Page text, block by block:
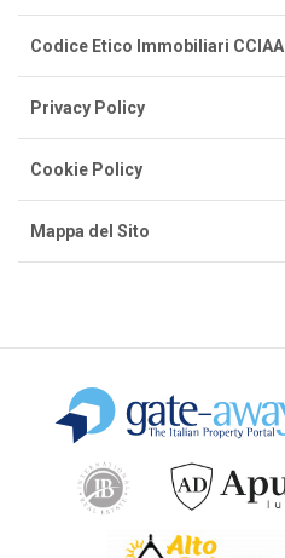
Codice Etico Immobiliari CCIAA
Privacy Policy
Cookie Policy
Mappa del Sito